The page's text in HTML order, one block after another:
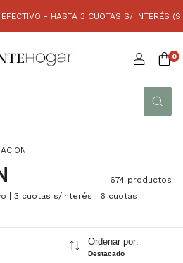
CUOTAS S/ INTERÉS (SIN MÍNIMO) | 6
0
674 productos
| 3 cuotas s/interés | 6 cuotas
Ordenar por:
Destacado